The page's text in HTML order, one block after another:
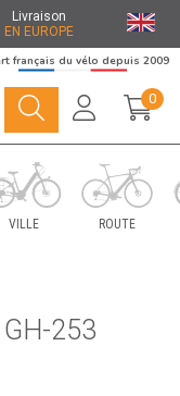
Livraison
EN EUROPE
vélo
français du vélo depuis 2009
0
VILLE ROUTE
253